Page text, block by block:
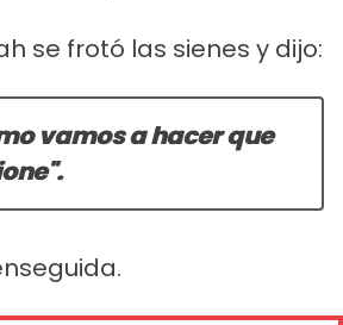
se frotó las sienes y dijo:
vamos a hacer que